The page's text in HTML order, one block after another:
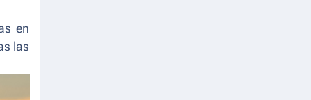
en
las